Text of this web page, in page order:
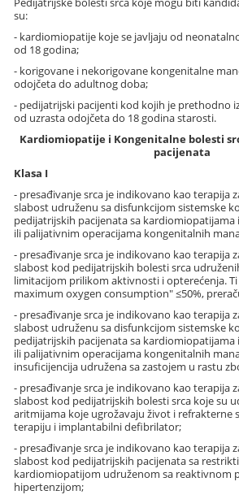
su:
- kardiomiopatije koje se javljaju od
od 18 godina;
- korigovane i nekorigovane kongenitalne
odojčeta do adultnog doba;
- pedijatrijski pacijenti kod kojih je prethodno
od uzrasta odojčeta do 18 godina starosti.
Kardiomiopatije i Kongenitalne bolesti
pacijenata
Klasa I
- presađivanje srca je indikovano kao terapija
slabost udruženu sa disfunkcijom sistemske
pedijatrijskih pacijenata sa
ili palijativnim operacijama kongenitalnih
- presađivanje srca je indikovano kao terapija
slabost kod pedijatrijskih bolesti srca
limitacijom prilikom aktivnosti i opterećenja.
maximum oxygen consumption" ≤50%,
- presađivanje srca je indikovano kao terapija
slabost udruženu sa disfunkcijom sistemske
pedijatrijskih pacijenata sa
ili palijativnim operacijama kongenitalnih
insuficijencija udružena sa zastojem u rastu
- presađivanje srca je indikovano kao terapija
slabost kod pedijatrijskih bolesti srca koje su
aritmijama koje ugrožavaju život i refrakterne
terapiju i implantabilni defibrilator;
- presađivanje srca je indikovano kao terapija
slabost kod pedijatrijskih pacijenata sa
kardiomiopatijom udruženom sa reaktivnom
hipertenzijom;